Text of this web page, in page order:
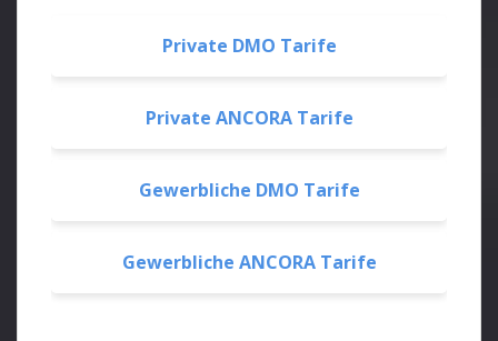
Private DMO Tarife
Private ANCORA Tarife
Gewerbliche DMO Tarife
Gewerbliche ANCORA Tarife